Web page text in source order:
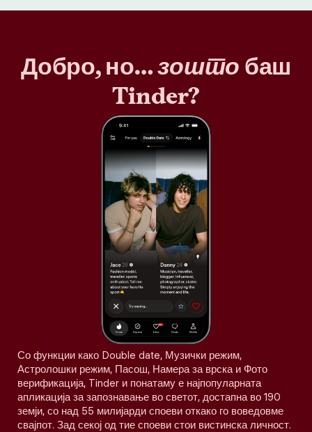
Добро, но…зошто баш
Tinder?
Со функции како Double date, Музички режим,
Астролошки режим, Пасош, Намера за врска и Фото
верификација, Tinder и понатаму е најпопуларната
апликација за запознавање во светот, достапна во 190
земји, со над 55 милијарди споеви откако го воведовме
свајпот. Зад секој од тие споеви стои вистинска личност.